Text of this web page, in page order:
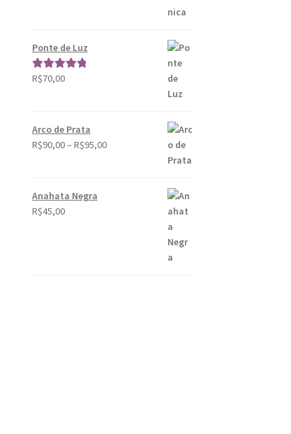
Ponte de Luz
Avaliação
R$70,00
Arco de Prata
R$90,00– R$95,00
Anahata Negra
R$45,00